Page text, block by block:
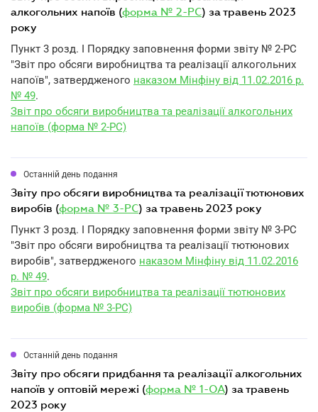
алкогольних напоїв (форма № 2-РС) за травень 2023
року
Пункт 3 розд. I Порядку заповнення форми звіту № 2-РС
"Звіт про обсяги виробництва та реалізації алкогольних
напоїв", затвердженого наказом Мінфіну від 11.02.2016 р.
№ 49.
Звіт про обсяги виробництва та реалізації алкогольних
напоїв (форма № 2-РС)
Останній день подання
звіту про обсяги виробництва та реалізації тютюнових
виробів (форма № 3-РС) за травень 2023 року
Пункт 3 розд. I Порядку заповнення форми звіту № 3-РС
"Звіт про обсяги виробництва та реалізації тютюнових
виробів", затвердженого наказом Мінфіну від 11.02.2016
р. № 49.
Звіт про обсяги виробництва та реалізації тютюнових
виробів (форма № 3-РС)
Останній день подання
звіту про обсяги придбання та реалізації алкогольних
напоїв у оптовій мережі (форма № 1-ОА) за травень
2023 року